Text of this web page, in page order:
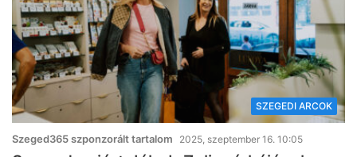
SZEGEDI ARCOK
Szeged365 szponzorált tartalom 2025, szeptember 16. 10:05